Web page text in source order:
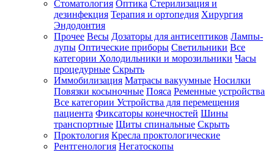
Стоматология Оптика Стерилизация и
дезинфекция Терапия и ортопедия Хирургия
Эндодонтия
Прочее Весы Дозаторы для антисептиков Лампы-
лупы Оптические приборы Светильники Все
категории Холодильники и морозильники Часы
процедурные Скрыть
Иммобилизация Матрасы вакуумные Носилки
Повязки косыночные Пояса Ременные устройства
Все категории Устройства для перемещения
пациента Фиксаторы конечностей Шины
транспортные Щиты спинальные Скрыть
Проктология Кресла проктологические
Рентгенология Негатоскопы